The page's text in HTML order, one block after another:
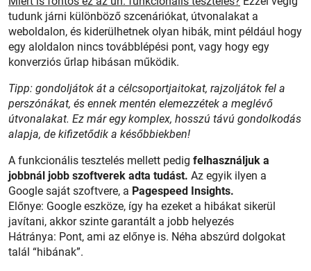
tudunk járni különböző szcenáriókat, útvonalakat a
weboldalon, és kiderülhetnek olyan hibák, mint például hogy
egy aloldalon nincs továbblépési pont, vagy hogy egy
konverziós űrlap hibásan működik.
Tipp: gondoljátok át a célcsoportjaitokat, rajzoljátok fel a
perszónákat, és ennek mentén elemezzétek a meglévő
útvonalakat. Ez már egy komplex, hosszú távú gondolkodás
alapja, de kifizetődik a későbbiekben!
A funkcionális tesztelés mellett pedig felhasználjuk a
jobbnál jobb szoftverek adta tudást. Az egyik ilyen a
Google saját szoftvere, a Pagespeed Insights.
Előnye: Google eszköze, így ha ezeket a hibákat sikerül
javítani, akkor szinte garantált a jobb helyezés
Hátránya: Pont, ami az előnye is. Néha abszúrd dolgokat
talál “hibának”.